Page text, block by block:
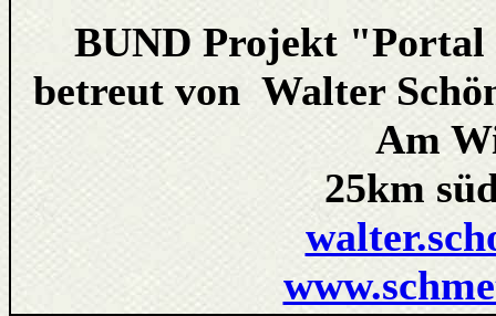
BUND Projekt "Portal
betreut von Walter
Am
25km